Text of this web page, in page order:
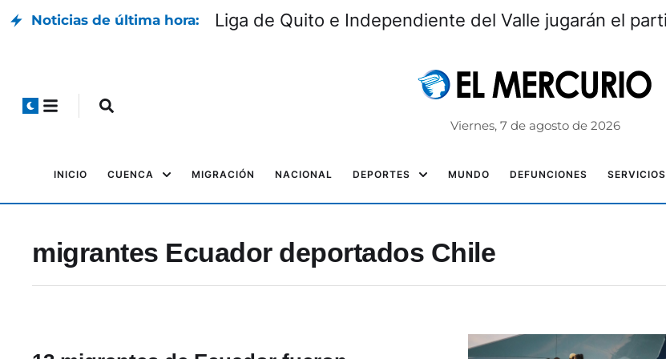
Noticias de última hora:
Qué centros de salud y hospitales atenderán en este feriado en Azuay
Viernes, 7 de agosto de 2026
INICIO CUENCA MIGRACIÓN NACIONAL DEPORTES MUNDO DEFUNCIONES SERVICIOS
migrantes Ecuador deportados Chile